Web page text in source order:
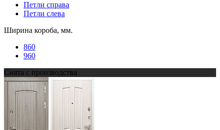
Петли справа
Петли слева
Ширина короба, мм.
860
960
Снята с производства